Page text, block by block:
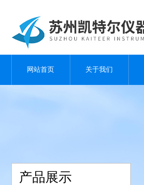
网站首页 关于我们
产品展示